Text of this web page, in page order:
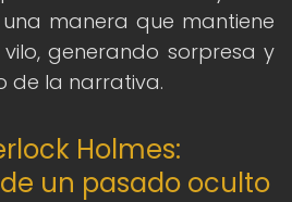
manera que mantiene
generando sorpresa y
de la narrativa.
Holmes:
un pasado oculto